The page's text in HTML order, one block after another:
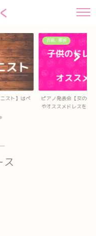
スト】はペ
衣装、服装
ピアノ発表会【女の子
やオススメドレスを...
ス